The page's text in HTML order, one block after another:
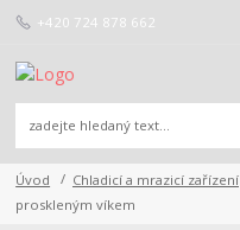
+420 724 878 662
Úvod Chladicí a mrazicí zařízení
proskleným víkem